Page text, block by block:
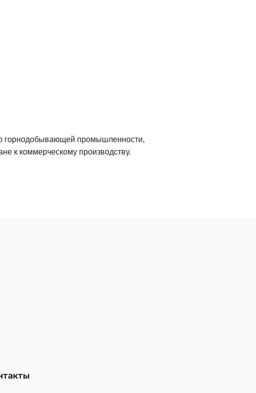
горнодобывающей промышленности,
к коммерческому производству.